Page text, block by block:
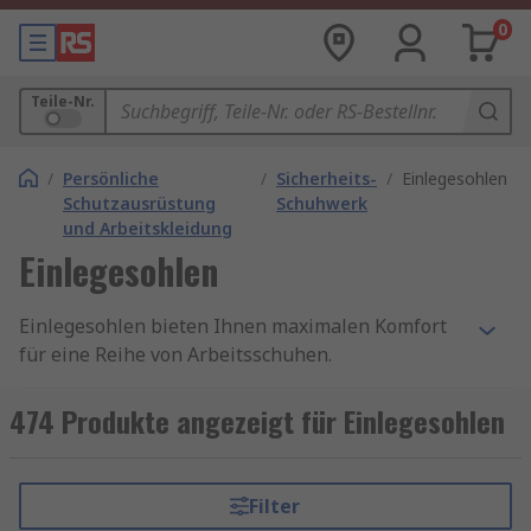
0
Teile-Nr.
/ Persönliche
Schutzausrüstung
und Arbeitskleidung
/ Sicherheits-
Schuhwerk
/ Einlegesohlen
Einlegesohlen
Einlegesohlen bieten Ihnen maximalen Komfort
für eine Reihe von Arbeitsschuhen.
Tragekomfort bei besserem Halt des Fußes im
Stiefel oder Schuh. Einlegesohlen gibt es in einer
stoßdämpfend oder geruchsmindernd, in einer
Reihe von Größen von RS.
474 Produkte angezeigt für Einlegesohlen
Filter